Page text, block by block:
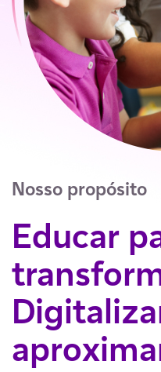
Nosso propósito​
Educar